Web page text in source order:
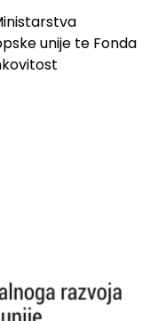
unije te Fonda